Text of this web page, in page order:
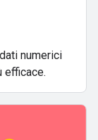
numerici
efficace.